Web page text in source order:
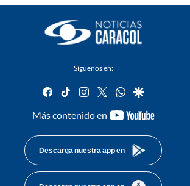
Síguenos en:
facebook
tiktok instagram
twitterwhatsapp
google
Más contenido en
youtube-
Descarga nuestra app en